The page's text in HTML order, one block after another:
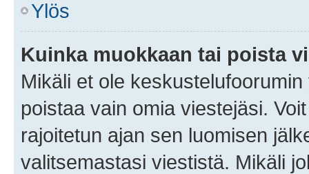
Ylös
Kuinka muokkaan tai poista
Mikäli et ole
poistaa vain omia viestejäsi.
rajoitetun ajan sen luomisen
valitsemastasi viestistä. Mikäli